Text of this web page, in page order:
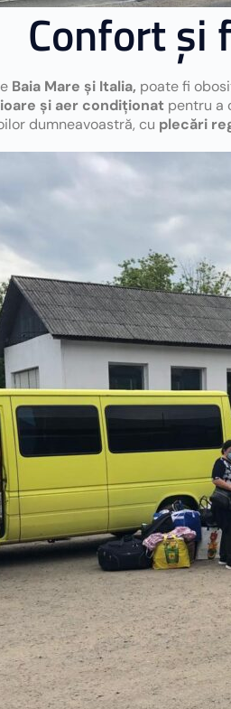
Confort și
Baia Mare și Italia, poate fi
și aer condiționat pentru a
dumneavoastră, cu plecări